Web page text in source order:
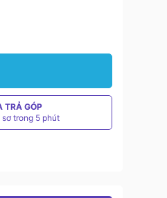
TRẢ GÓP
trong 5 phút